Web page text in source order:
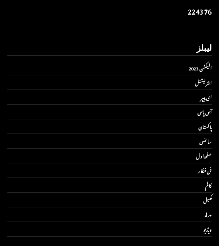
224376
لیبلز
الیکشن 2023
انٹر نیشنل
ای پیپر
آس پاس
پاکستان
سائنس
صفحۂ اول
فن فنکار
کالم
کھیل
ورلڈ
ویڈیو